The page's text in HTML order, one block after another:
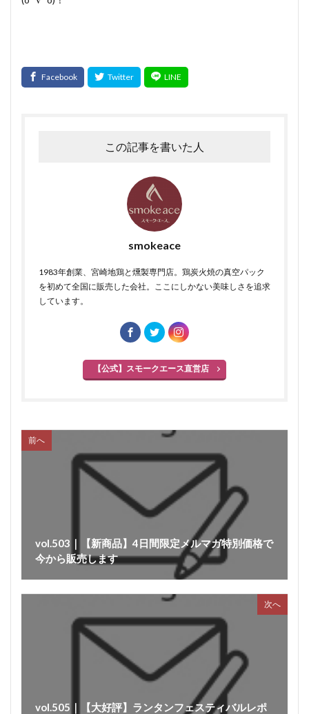
この記事を書いた人
smokeace
1983年創業、宮崎地鶏と燻製専門店。鶏炭火焼の真空パック
を初めて全国に販売した会社。ここにしかない美味しさを追求
しています。
【公式】スモークエース直営店
前へ
vol.503｜【新商品】4日間限定メルマガ特別価格で
今から販売します
次へ
vol.505｜【大好評】ランタンフェスティバルレポ